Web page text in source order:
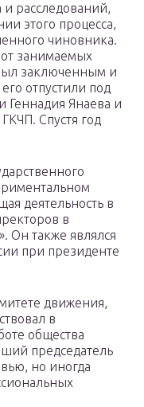
и расследований,
этого процесса,
чиновника.
занимаемых
заключенным и
отпустили под
Геннадия Янаева и
Спустя год
деятельность в
в
Он также являлся
при президенте
движения,
в
общества
председатель
но иногда